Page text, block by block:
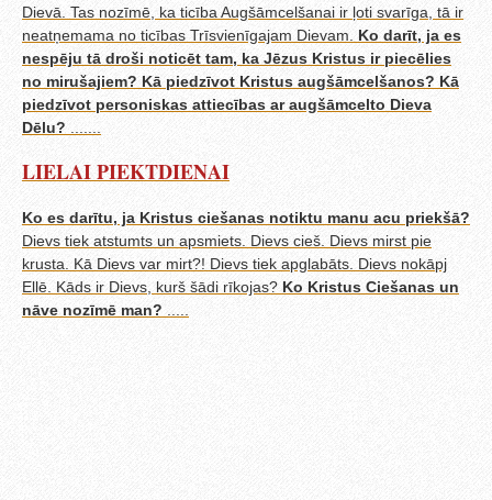
Dievā. Tas nozīmē, ka ticība Augšāmcelšanai ir ļoti svarīga, tā ir
neatņemama no ticības Trīsvienīgajam Dievam. Ko darīt, ja es
nespēju tā droši noticēt tam, ka Jēzus Kristus ir piecēlies
no mirušajiem? Kā piedzīvot Kristus augšāmcelšanos? Kā
piedzīvot personiskas attiecības ar augšāmcelto Dieva
Dēlu?
LIELAI PIEKTDIENAI
Ko es darītu, ja Kristus ciešanas notiktu manu acu priekšā?
Dievs tiek atstumts un apsmiets. Dievs cieš. Dievs mirst pie
krusta. Kā Dievs var mirt?! Dievs tiek apglabāts. Dievs nokāpj
Ellē. Kāds ir Dievs, kurš šādi rīkojas? Ko Kristus Ciešanas un
nāve nozīmē man?